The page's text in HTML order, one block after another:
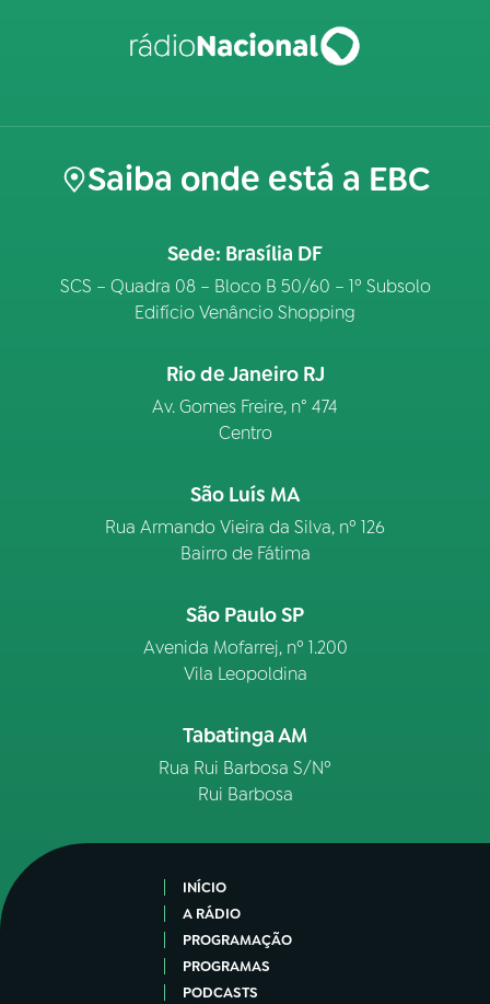
Saiba onde está a EBC
Sede: Brasília DF
SCS – Quadra 08 – Bloco B 50/60 – 1º Subsolo
Edifício Venâncio Shopping
Rio de Janeiro RJ
Av. Gomes Freire, n° 474
Centro
São Luís MA
Rua Armando Vieira da Silva, nº 126
Bairro de Fátima
São Paulo SP
Avenida Mofarrej, nº 1.200
Vila Leopoldina
Tabatinga AM
Rua Rui Barbosa S/Nº
Rui Barbosa
INÍCIO
A RÁDIO
PROGRAMAÇÃO
PROGRAMAS
PODCASTS